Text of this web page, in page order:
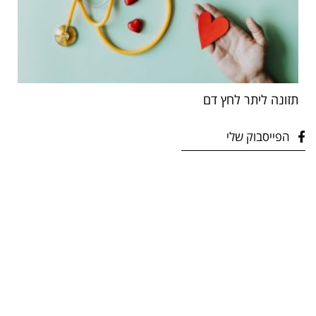
תזונה ליתר לחץ דם
הפייסבוק שלי